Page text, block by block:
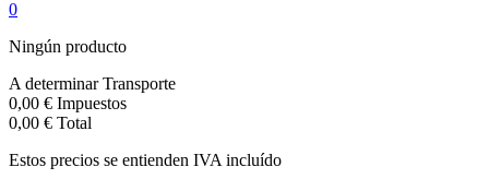
0
Ningún producto
A determinarTransporte
0,00 € Impuestos
0,00 € Total
Estos precios se entienden IVA incluído